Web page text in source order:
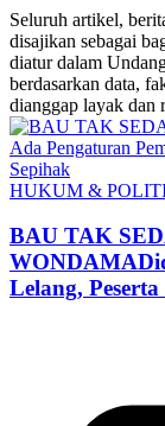
‎Seluruh artikel,
disajikan sebagai
diatur dalam
berdasarkan data,
dianggap layak dan
HUKUM &
BAU TAK
Lelang,